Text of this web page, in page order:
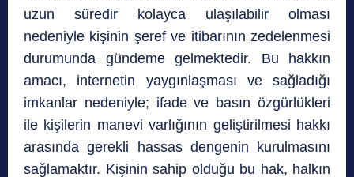
uzun süredir kolayca ulaşılabilir olması
nedeniyle kişinin şeref ve itibarının zedelenmesi
durumunda gündeme gelmektedir. Bu hakkın
amacı, internetin yaygınlaşması ve sağladığı
imkanlar nedeniyle; ifade ve basın özgürlükleri
ile kişilerin manevi varlığının geliştirilmesi hakkı
arasında gerekli hassas dengenin kurulmasını
sağlamaktır. Kişinin sahip olduğu bu hak, halkın